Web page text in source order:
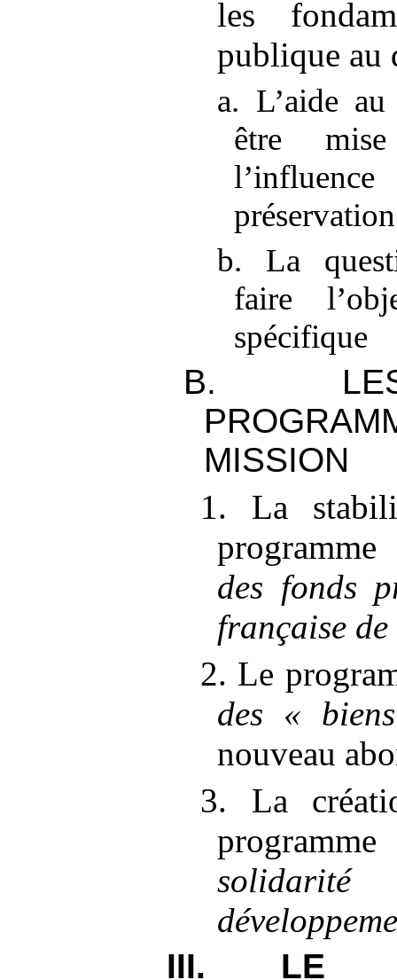
les
publique au
a. L’aide
être
b. La
faire
spécifique
B.
MISSION
1. La
programme
des fonds
française de
2. Le
des «
nouveau
3. La
programme
III. LE